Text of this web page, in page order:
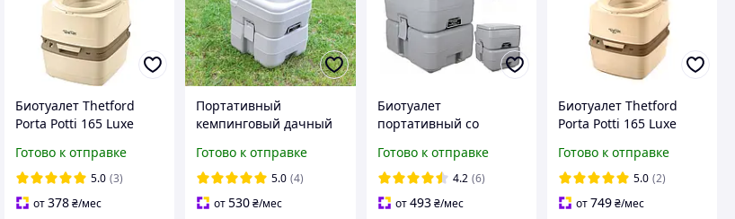
Биотуалет Thetford
Porta Potti 165 Luxe
Готово к отправке
5.0 (3)
от378₴/мес
Портативный
кемпинговый дачный
24498
Готово к отправке
5.0 (4)
от530₴/мес
Биотуалет
портативный со
Готово к отправке
4.2 (6)
от493 ₴/мес
Биотуалет Thetford
Porta Potti 165 Luxe
кемпинга, дома и
отдыха на природе
Готово к отправке
5.0 (2)
от749₴/мес